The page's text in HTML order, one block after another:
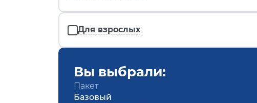
Для взрослых
Вы выбрали:
Пакет
Базовый